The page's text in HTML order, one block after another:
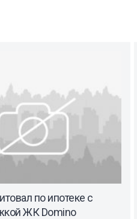
по ипотеке с
ЖК Domino